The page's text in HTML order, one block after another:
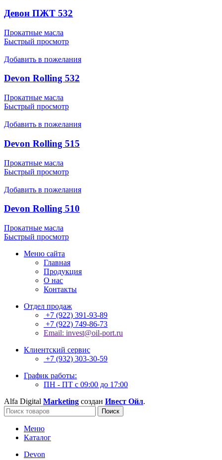
Девон ПЖТ 532
Прокатные масла
Быстрый просмотр
Добавить в пожелания
Devon Rolling 532
Прокатные масла
Быстрый просмотр
Добавить в пожелания
Devon Rolling 515
Прокатные масла
Быстрый просмотр
Добавить в пожелания
Devon Rolling 510
Прокатные масла
Быстрый просмотр
Меню сайта
Главная
Продукция
О нас
Контакты
Отдел продаж
+7 (922) 391-93-89
+7 (922) 749-86-73
Email: invest@oil-port.ru
Клиентский сервис
+7 (932) 303-30-59
График работы:
ПН - ПТ с 09:00 до 17:00
Alfa Digital Marketing создан Ивест Ойл.
Поиск
Меню
Каталог
Devon